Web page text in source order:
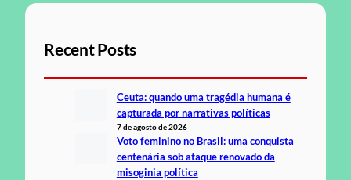
Recent Posts
Ceuta: quando uma tragédia humana é
capturada por narrativas políticas
7 de agosto de 2026
Voto feminino no Brasil: uma conquista
centenária sob ataque renovado da
misoginia política